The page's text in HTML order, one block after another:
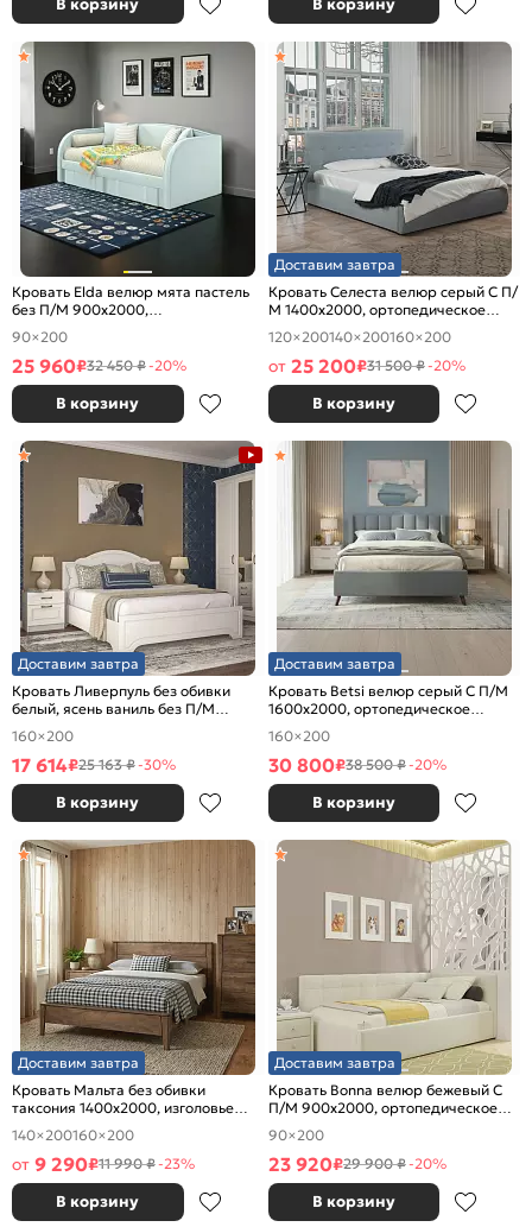
В корзину В корзину
Кровать Elda велюр мята пастель
без П/М 900x2000,
ортопедическое основание,
изголовье мягкое
90×200
25 960₽32 450 ₽-20%
В корзину
Доставим завтра
Кровать Селеста велюр серый С П/
М 1400x2000, ортопедическое
основание, изголовье мягкое
120×200140×200160×200
от 25 200₽31 500 ₽-20%
В корзину
Доставим завтра
Кровать Ливерпуль без обивки
белый, ясень ваниль без П/М
1600x2000, изголовье жесткое
160×200
17 614₽25 163 ₽-30%
В корзину
Доставим завтра
Кровать Betsi велюр серый С П/М
1600x2000, ортопедическое
основание, изголовье мягкое
160×200
30 800₽38 500 ₽-20%
В корзину
Доставим завтра
Кровать Мальта без обивки
таксония 1400x2000, изголовье
жесткое
140×200160×200
от 9 290₽11 990 ₽-23%
В корзину
Доставим завтра
Кровать Bonna велюр бежевый С
П/М 900x2000, ортопедическое
основание, изголовье мягкое
90×200
23 920₽29 900 ₽-20%
В корзину